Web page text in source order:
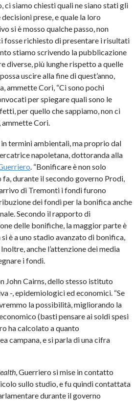
ci siamo chiesti quali ne siano stati gli
prese, e quale la loro
si è mosso qualche passo, non
fosse richiesto di presentare i risultati
stiamo scrivendo la pubblicazione
diverse, più lunghe rispetto a quelle
uscire alla fine di quest’anno,
ammette Cori, “Ci sono pochi
per spiegare quali sono le
per quello che sappiamo, non ci
ammette Cori.
termini ambientali, ma proprio dal
napoletana, dottoranda alla
. “Bonificare è non solo
fa, durante il secondo governo Prodi,
di Tremonti i fondi furono
dei fondi per la bonifica anche
Secondo il rapporto di
delle bonifiche, la maggior parte è
è a uno stadio avanzato di bonifica,
anche l’attenzione dei media
i fondi.
John Cairns, dello stesso istituto
-, epidemiologici ed economici. “Se
la possibilità, migliorando la
(basti pensare ai soldi spesi
ha calcolato a quanto
campana, e si parla di una cifra
, Guerriero si mise in contatto
sullo studio, e fu quindi contattata
durante il governo